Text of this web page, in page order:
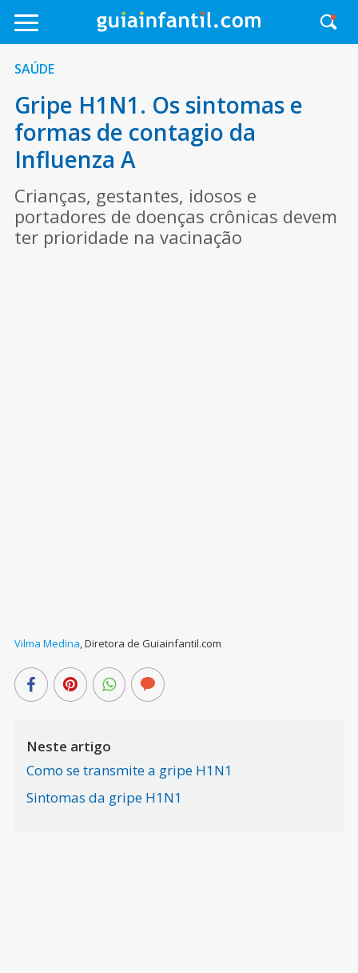
SAÚDE
Gripe H1N1. Os sintomas e
formas de contagio da
Influenza A
Crianças, gestantes, idosos e
portadores de doenças crônicas devem
ter prioridade na vacinação
Vilma Medina,Diretora de Guiainfantil.com
Neste artigo
Como se transmite a gripe H1N1
Sintomas da gripe H1N1